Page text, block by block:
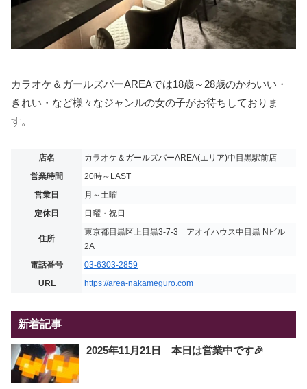
カラオケ＆ガールズバーAREAでは18歳～28歳のかわいい・
きれい・など様々なジャンルの女の子がお待ちしておりま
す。
店名
カラオケ＆ガールズバーAREA(エリア)中目黒駅前店
営業時間
20時～LAST
営業日
月～土曜
定休日
日曜・祝日
住所
東京都目黒区上目黒3-7-3 アオイハウス中目黒 Nビル
2A
電話番号
03-6303-2859
URL
https://area-nakameguro.com
新着記事
2025年11月21日 本日は営業中です🎉